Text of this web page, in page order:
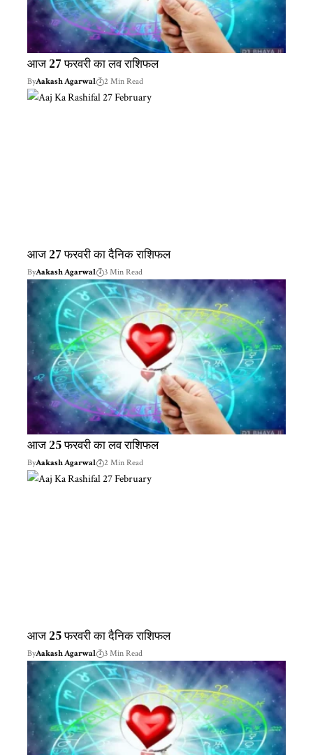
आज 27 फरवरी का लव राशिफल
ByAakash Agarwal 2 Min Read
आज 27 फरवरी का दैनिक राशिफल
ByAakash Agarwal 3 Min Read
आज 25 फरवरी का लव राशिफल
ByAakash Agarwal 2 Min Read
आज 25 फरवरी का दैनिक राशिफल
ByAakash Agarwal 3 Min Read